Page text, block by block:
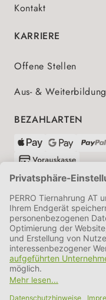
Kontakt
KARRIERE
Offene Stellen
Aus- & Weiterbildung
BEZAHLARTEN
VERSANDPARTNER